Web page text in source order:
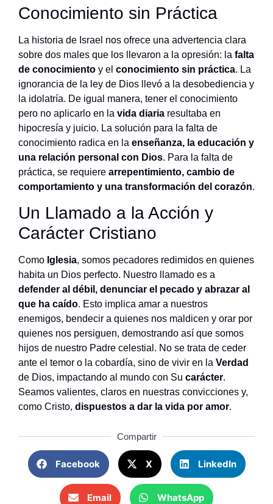
Conocimiento sin Práctica
La historia de Israel nos ofrece una advertencia clara
sobre dos males que los llevaron a la opresión: la falta
de conocimiento y el conocimiento sin práctica. La
ignorancia de la ley de Dios llevó a la desobediencia y
la idolatría. De igual manera, tener el conocimiento
pero no aplicarlo en la vida diaria resultaba en
hipocresía y juicio. La solución para la falta de
conocimiento radica en la enseñanza, la educación y
una relación personal con Dios. Para la falta de
práctica, se requiere arrepentimiento, cambio de
comportamiento y una transformación del corazón.
Un Llamado a la Acción y
Carácter Cristiano
Como Iglesia, somos pecadores redimidos en quienes
habita un Dios perfecto. Nuestro llamado es a
defender al débil, denunciar el pecado y abrazar al
que ha caído. Esto implica amar a nuestros
enemigos, bendecir a quienes nos maldicen y orar por
quienes nos persiguen, demostrando así que somos
hijos de nuestro Padre celestial. No se trata de ceder
ante el temor o la cobardía, sino de vivir en la Verdad
de Dios, impactando al mundo con Su carácter.
Seamos valientes, claros en nuestras convicciones y,
como Cristo, dispuestos a dar la vida por amor.
Compartir
Facebook X LinkedIn
Email WhatsApp